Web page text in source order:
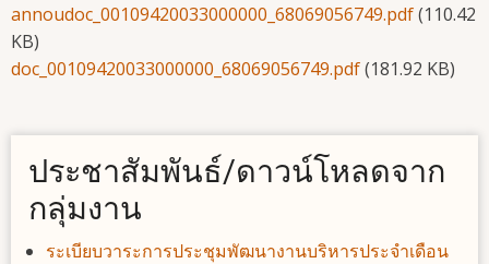
annoudoc_00109420033000000_68069056749.pdf(110.42
KB)
doc_00109420033000000_68069056749.pdf(181.92 KB)
ประชาสัมพันธ์/ดาวน์โหลดจาก
กลุ่มงาน
ระเบียบวาระการประชุมพัฒนางานบริหารประจำเดือน